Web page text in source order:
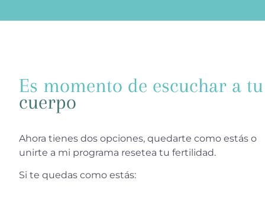
Es momento de escuchar a tu
cuerpo
Ahora tienes dos opciones, quedarte como estás o
unirte a mi programa resetea tu fertilidad.
Si te quedas como estás: